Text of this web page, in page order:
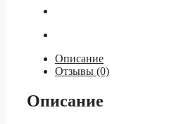
Описание
Отзывы (0)
Описание